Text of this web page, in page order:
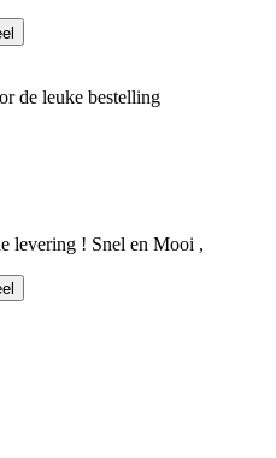
de leuke bestelling
levering ! Snel en Mooi ,